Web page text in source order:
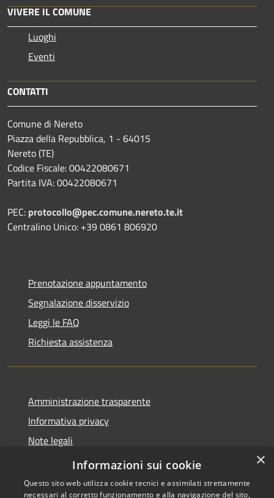
VIVERE IL COMUNE
Luoghi
Eventi
CONTATTI
Comune di Nereto
Piazza della Repubblica, 1 - 64015
Nereto (TE)
Codice Fiscale: 00422080671
Partita IVA: 00422080671
PEC: protocollo@pec.comune.nereto.te.it
Centralino Unico: +39 0861 806920
Prenotazione appuntamento
Segnalazione disservizio
Leggi le FAQ
Richiesta assistenza
Amministrazione trasparente
Informativa privacy
Note legali
Dichiarazione di accessibilità
×
Informazioni sui cookie
Questo sito web utilizza cookie tecnici e assimilati strettamente
necessari al corretto funzionamento e alla navigazione del sito,